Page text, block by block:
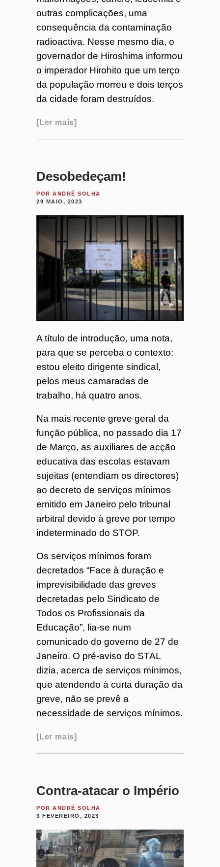
outras complicações, uma
consequência da contaminação
radioactiva. Nesse mesmo dia, o
governador de Hiroshima informou
o imperador Hirohito que um terço
da população morreu e dois terços
da cidade foram destruídos.
Ler mais
Desobedeçam!
POR ANDRÉ SOLHA
29 MAIO, 2023
A título de introdução, uma nota,
para que se perceba o contexto:
estou eleito dirigente sindical,
pelos meus camaradas de
trabalho, há quatro anos.
Na mais recente greve geral da
função pública, no passado dia 17
de Março, as auxiliares de acção
educativa das escolas estavam
sujeitas (entendiam os directores)
ao decreto de serviços mínimos
emitido em Janeiro pelo tribunal
arbitral devido à greve por tempo
indeterminado do STOP.
Os serviços mínimos foram
decretados “Face à duração e
imprevisibilidade das greves
decretadas pelo Sindicato de
Todos os Profissionais da
Educação”, lia-se num
comunicado do governo de 27 de
Janeiro. O pré-aviso do STAL
dizia, acerca de serviços mínimos,
que atendendo à curta duração da
greve, não se prevê a
necessidade de serviços mínimos.
Ler mais
Contra-atacar o Império
POR ANDRÉ SOLHA
3 FEVEREIRO, 2023